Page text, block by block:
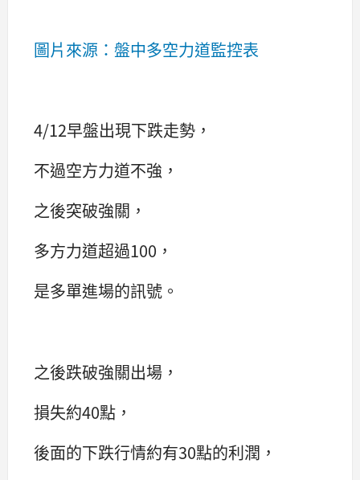
圖片來源：盤中多空力道監控表
4/12早盤出現下跌走勢，
不過空方力道不強，
之後突破強關，
多方力道超過100，
是多單進場的訊號。
之後跌破強關出場，
損失約40點，
後面的下跌行情約有30點的利潤，